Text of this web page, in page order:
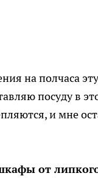
на полчаса
посуду в
и мне
от